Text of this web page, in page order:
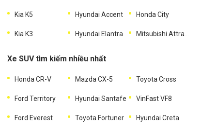
Kia K5 Hyundai Accent Honda City
Kia K3 Hyundai Elantra
Xe SUV tìm kiếm nhiều nhất
Honda CR-V Mazda CX-5 Toyota Cross
Ford Territory Hyundai Santafe VinFast VF8
Ford Everest Toyota Fortuner Hyundai Creta